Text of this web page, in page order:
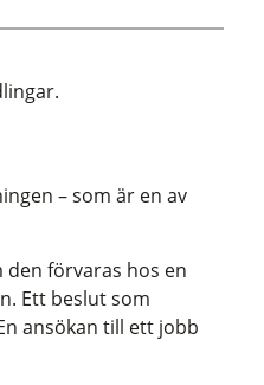
– som är en av
förvaras hos en
Ett beslut som
ansökan till ett jobb